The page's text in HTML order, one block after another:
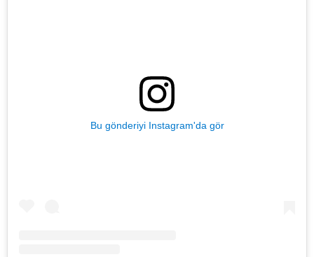
Bu gönderiyi Instagram'da gör